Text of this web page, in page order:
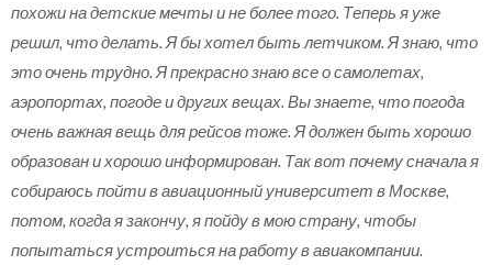
похожи на детские мечты и не более того. Теперь я уже
решил, что делать. Я бы хотел быть летчиком. Я знаю, что
это очень трудно. Я прекрасно знаю все о самолетах,
аэропортах, погоде и других вещах. Вы знаете, что погода
очень важная вещь для рейсов тоже. Я должен быть хорошо
образован и хорошо информирован. Так вот почему сначала я
собираюсь пойти в авиационный университет в Москве,
потом, когда я закончу, я пойду в мою страну, чтобы
попытаться устроиться на работу в авиакомпании.